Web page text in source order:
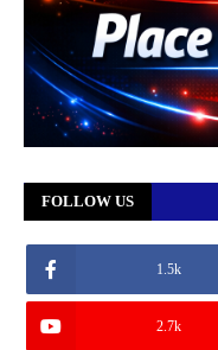
FOLLOW US
1.5k
2.7k